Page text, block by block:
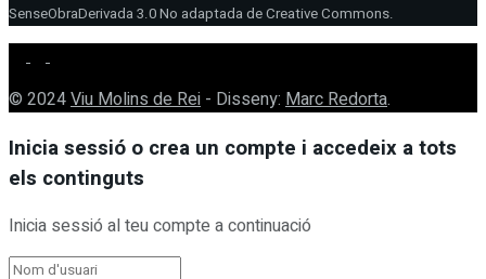
SenseObraDerivada 3.0 No adaptada de Creative Commons.
© 2024Viu Molins de Rei - Disseny: Marc Redorta.
Inicia sessió o crea un compte i accedeix a tots
els continguts
Inicia sessió al teu compte a continuació